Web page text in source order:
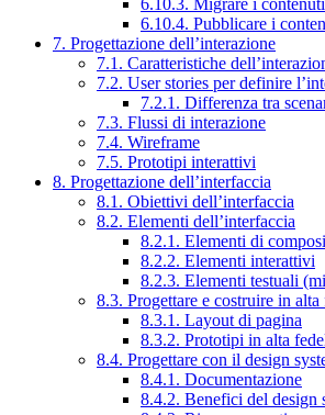
6.10.3. Migrare i contenuti
6.10.4. Pubblicare i
7. Progettazione dell’interazione
7.1. Caratteristiche
7.2. User stories per definire
7.2.1. Differenza tra
7.3. Flussi di interazione
7.4. Wireframe
7.5. Prototipi interattivi
8. Progettazione dell’interfaccia
8.1. Obiettivi dell’interfaccia
8.2. Elementi dell’interfaccia
8.2.1. Elementi di
8.2.2. Elementi interattivi
8.2.3. Elementi testuali
8.3. Progettare e costruire in alta
8.3.1. Layout di pagina
8.3.2. Prototipi in alta
8.4. Progettare con il design
8.4.1. Documentazione
8.4.2. Benefici del design